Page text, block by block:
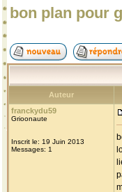
bon plan pour
Auteur
franckydu59
Grioonaute
Inscrit le: 19 Juin 2013
Messages: 1